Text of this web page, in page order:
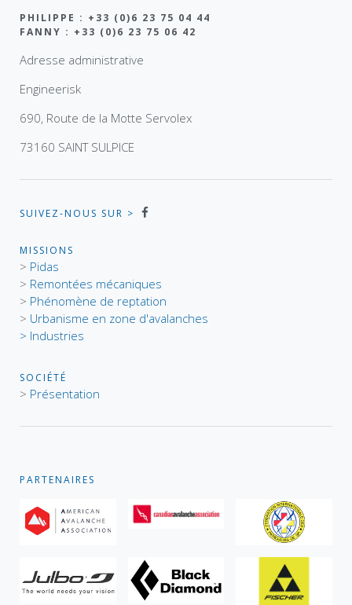
PHILIPPE : +33 (0)6 23 75 04 44
FANNY : +33 (0)6 23 75 06 42
Adresse administrative
Engineerisk
690, Route de la Motte Servolex
73160 SAINT SULPICE
SUIVEZ-NOUS SUR >
MISSIONS
> Pidas
> Remontées mécaniques
> Phénomène de reptation
> Urbanisme en zone d'avalanches
> Industries
SOCIÉTÉ
> Présentation
PARTENAIRES